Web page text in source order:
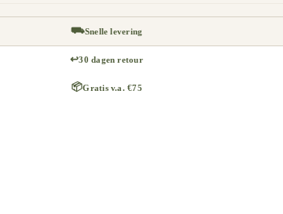
⛟Snelle levering
↩30 dagen retour
📦Gratis v.a. €75